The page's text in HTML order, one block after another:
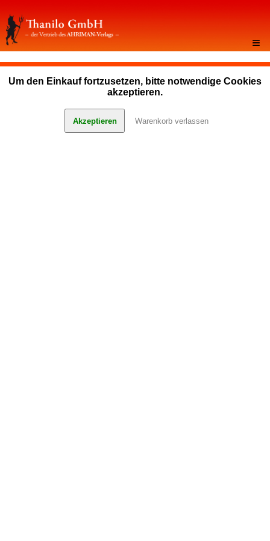
≡
Um den Einkauf fortzusetzen, bitte notwendige Cookies
akzeptieren.
Akzeptieren Warenkorb verlassen